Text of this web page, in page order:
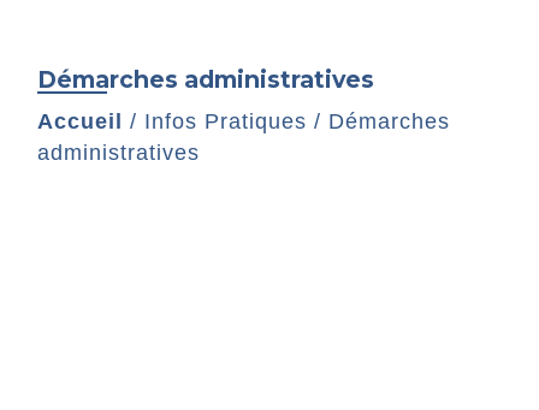
Démarches administratives
Accueil / Infos Pratiques / Démarches
administratives